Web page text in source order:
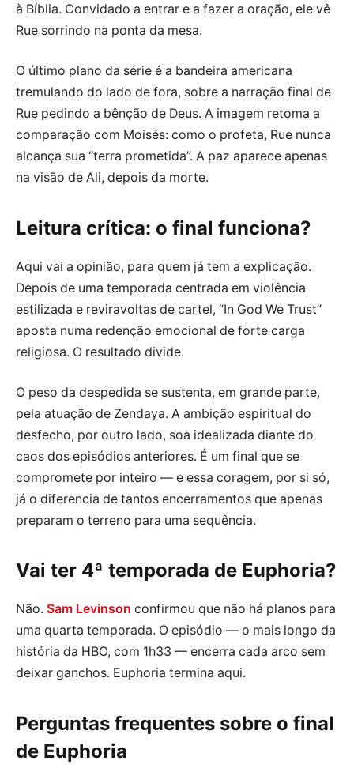
à Bíblia. Convidado a entrar e a fazer a oração, ele vê
Rue sorrindo na ponta da mesa.
O último plano da série é a bandeira americana
tremulando do lado de fora, sobre a narração final de
Rue pedindo a bênção de Deus. A imagem retoma a
comparação com Moisés: como o profeta, Rue nunca
alcança sua “terra prometida”. A paz aparece apenas
na visão de Ali, depois da morte.
Leitura crítica: o final funciona?
Aqui vai a opinião, para quem já tem a explicação.
Depois de uma temporada centrada em violência
estilizada e reviravoltas de cartel, “In God We Trust”
aposta numa redenção emocional de forte carga
religiosa. O resultado divide.
O peso da despedida se sustenta, em grande parte,
pela atuação de Zendaya. A ambição espiritual do
desfecho, por outro lado, soa idealizada diante do
caos dos episódios anteriores. É um final que se
compromete por inteiro — e essa coragem, por si só,
já o diferencia de tantos encerramentos que apenas
preparam o terreno para uma sequência.
Vai ter 4ª temporada de Euphoria?
Não. Sam Levinson confirmou que não há planos para
uma quarta temporada. O episódio — o mais longo da
história da HBO, com 1h33 — encerra cada arco sem
deixar ganchos. Euphoria termina aqui.
Perguntas frequentes sobre o final
de Euphoria